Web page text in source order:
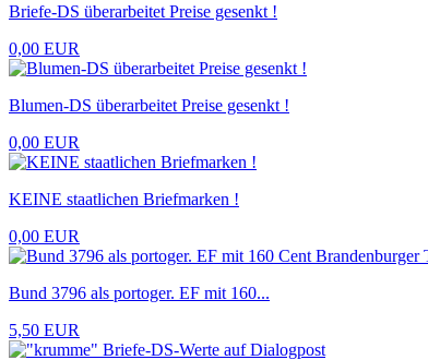
Briefe-DS überarbeitet Preise gesenkt !
0,00 EUR
Blumen-DS überarbeitet Preise gesenkt !
0,00 EUR
KEINE staatlichen Briefmarken !
0,00 EUR
Bund 3796 als portoger. EF mit 160...
5,50 EUR